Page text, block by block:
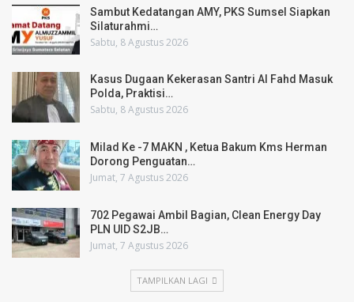
Sambut Kedatangan AMY, PKS Sumsel Siapkan
Silaturahmi…
Sabtu, 8 Agustus 2026
Kasus Dugaan Kekerasan Santri Al Fahd Masuk
Polda, Praktisi…
Sabtu, 8 Agustus 2026
Milad Ke -7 MAKN , Ketua Bakum Kms Herman
Dorong Penguatan…
Jumat, 7 Agustus 2026
702 Pegawai Ambil Bagian, Clean Energy Day
PLN UID S2JB…
Jumat, 7 Agustus 2026
TAMPILKAN LAGI